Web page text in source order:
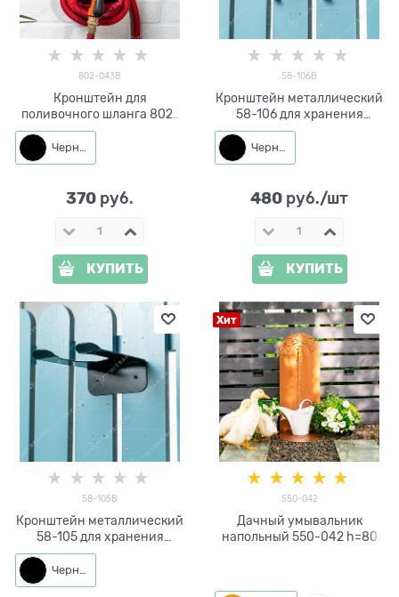
802-043B
Кронштейн для
поливочного шланга 802-
043B металл
Черный
370 руб.
КУПИТЬ
58-106B
Кронштейн металлический
58-106 для хранения
садового инвентаря
Черный
480 руб./шт
КУПИТЬ
58-105B
Кронштейн металлический
58-105 для хранения
садового инвентаря
Черный
Хит
550-042
Дачный умывальник
напольный 550-042 h=80